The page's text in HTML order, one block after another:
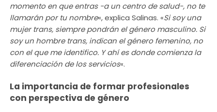
momento en que entras -a un centro de salud-, no te
llamarán por tu nombre«, explica Salinas. «Si soy una
mujer trans, siempre pondrán el género masculino. Si
soy un hombre trans, indican el género femenino, no
con el que me identifico. Y ahí es donde comienza la
diferenciación de los servicios«.
La importancia de formar profesionales
con perspectiva de género